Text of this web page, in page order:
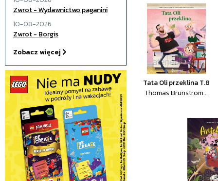
Zwrot - Wydawnictwo paganini
10-08-2026
Zwrot - Borgis
Zobacz więcej
Tata Oli przeklina T.8
Thomas Brunstrom...